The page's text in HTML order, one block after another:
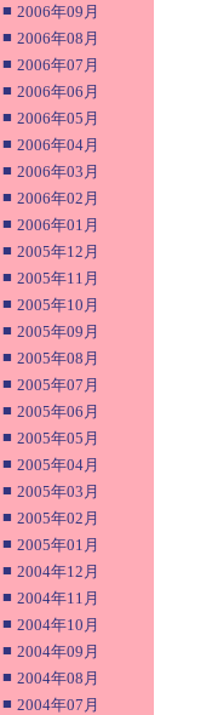
■ 2006年09月
■ 2006年08月
■ 2006年07月
■ 2006年06月
■ 2006年05月
■ 2006年04月
■ 2006年03月
■ 2006年02月
■ 2006年01月
■ 2005年12月
■ 2005年11月
■ 2005年10月
■ 2005年09月
■ 2005年08月
■ 2005年07月
■ 2005年06月
■ 2005年05月
■ 2005年04月
■ 2005年03月
■ 2005年02月
■ 2005年01月
■ 2004年12月
■ 2004年11月
■ 2004年10月
■ 2004年09月
■ 2004年08月
■ 2004年07月